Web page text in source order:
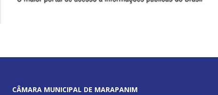
CÂMARA MUNICIPAL DE MARAPANIM